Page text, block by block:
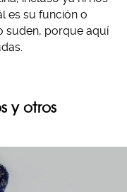
es su función o
suden, porque aquí
y otros